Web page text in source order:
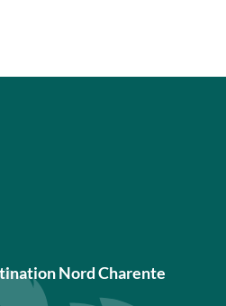
Nord Charente